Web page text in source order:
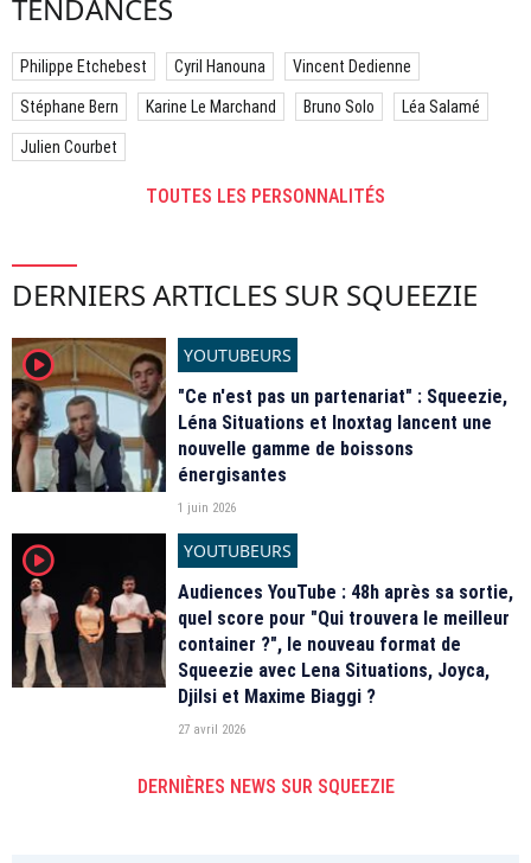
TENDANCES
Philippe Etchebest Cyril Hanouna Vincent Dedienne
Stéphane Bern Karine Le Marchand Bruno Solo Léa Salamé
Julien Courbet
TOUTES LES PERSONNALITÉS
DERNIERS ARTICLES SUR SQUEEZIE
player2
YOUTUBEURS
"Ce n'est pas un partenariat" : Squeezie,
Léna Situations et Inoxtag lancent une
nouvelle gamme de boissons
énergisantes
1 juin 2026
player2
YOUTUBEURS
Audiences YouTube : 48h après sa sortie,
quel score pour "Qui trouvera le meilleur
container ?", le nouveau format de
Squeezie avec Lena Situations, Joyca,
Djilsi et Maxime Biaggi ?
27 avril 2026
DERNIÈRES NEWS SUR SQUEEZIE